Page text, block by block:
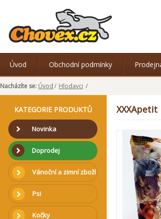
Úvod Obchodní podmínky
Nacházíte se: Úvod/ Hlodavci /
KATEGORIE PRODUKTŮ
Novinka
Doprodej
Vánoční a zimní zboží
Psi
Kočky